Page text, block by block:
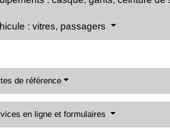
: vitres, passagers
de référence
en ligne et formulaires